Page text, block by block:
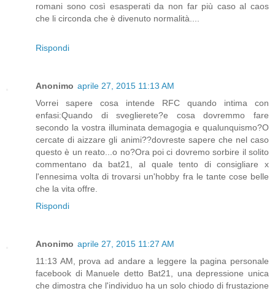
romani sono così esasperati da non far più caso al caos
che li circonda che è divenuto normalità....
Rispondi
Anonimo aprile 27, 2015 11:13 AM
Vorrei sapere cosa intende RFC quando intima con
enfasi:Quando di sveglierete?e cosa dovremmo fare
secondo la vostra illuminata demagogia e qualunquismo?O
cercate di aizzare gli animi??dovreste sapere che nel caso
questo è un reato...o no?Ora poi ci dovremo sorbire il solito
commentano da bat21, al quale tento di consigliare x
l'ennesima volta di trovarsi un'hobby fra le tante cose belle
che la vita offre.
Rispondi
Anonimo aprile 27, 2015 11:27 AM
11:13 AM, prova ad andare a leggere la pagina personale
facebook di Manuele detto Bat21, una depressione unica
che dimostra che l'individuo ha un solo chiodo di frustazione